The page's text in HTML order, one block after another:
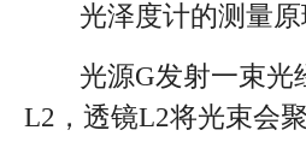
光泽度计的测量原
光源G发射一束光经
L2，透镜L2将光束会